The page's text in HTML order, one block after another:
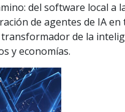
del software local a
de agentes de IA en
de la
y economías.